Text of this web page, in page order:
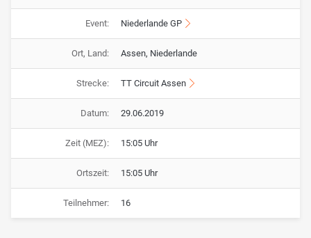
Event: Niederlande GP
Ort, Land: Assen, Niederlande
Strecke: TT Circuit Assen
Datum: 29.06.2019
Zeit (MEZ): 15:05 Uhr
Ortszeit: 15:05 Uhr
Teilnehmer: 16